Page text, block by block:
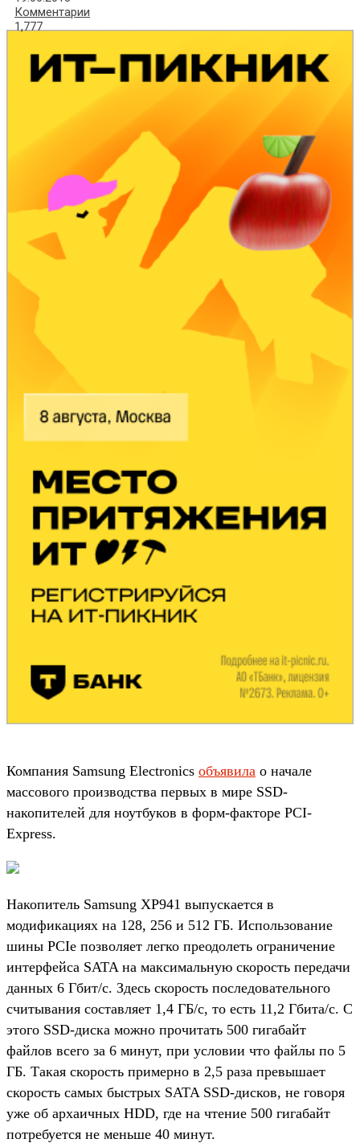
Комментарии
1,777
Компания Samsung Electronics объявила о начале
массового производства первых в мире SSD-
накопителей для ноутбуков в форм-факторе PCI-
Express.
Накопитель Samsung XP941 выпускается в
модификациях на 128, 256 и 512 ГБ. Использование
шины PCIe позволяет легко преодолеть ограничение
интерфейса SATA на максимальную скорость передачи
данных 6 Гбит/с. Здесь скорость последовательного
считывания составляет 1,4 ГБ/с, то есть 11,2 Гбита/с. С
этого SSD-диска можно прочитать 500 гигабайт
файлов всего за 6 минут, при условии что файлы по 5
ГБ. Такая скорость примерно в 2,5 раза превышает
скорость самых быстрых SATA SSD-дисков, не говоря
уже об архаичных HDD, где на чтение 500 гигабайт
потребуется не меньше 40 минут.